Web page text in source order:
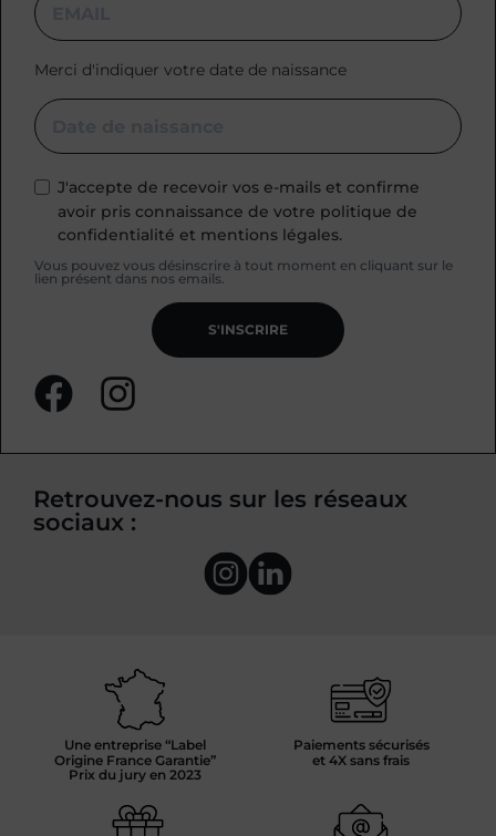
Merci d'indiquer votre date de naissance
J'accepte de recevoir vos e-mails et confirme
avoir pris connaissance de votre politique de
confidentialité et mentions légales.
Vous pouvez vous désinscrire à tout moment en cliquant sur le
lien présent dans nos emails.
S'INSCRIRE
Retrouvez-nous sur les réseaux
sociaux :
Une entreprise “Label
Origine France Garantie”
Prix du jury en 2023
Paiements sécurisés
et 4X sans frais